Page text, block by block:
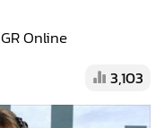
Online
3,103